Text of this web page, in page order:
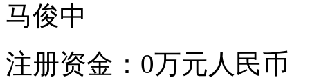
马俊中
注册资金： 0万元人民币